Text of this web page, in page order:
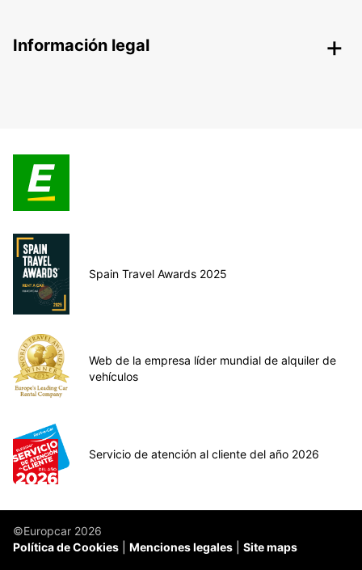
Información legal
Spain Travel Awards 2025
Web de la empresa líder mundial de alquiler de
vehículos
Servicio de atención al cliente del año 2026
©Europcar 2026
Política de Cookies
Menciones legales Site maps